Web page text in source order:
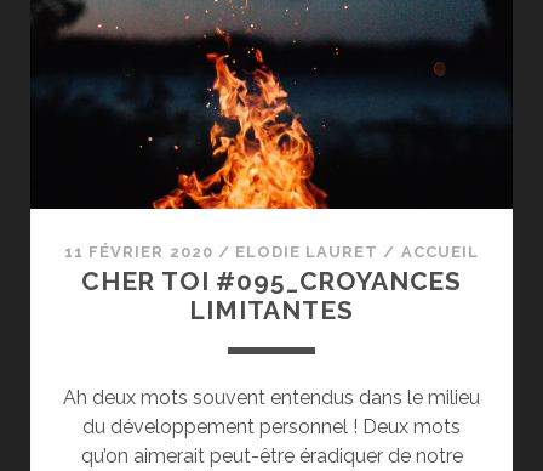
11 FÉVRIER 2020 / ELODIE LAURET / ACCUEIL
CHER TOI #095_CROYANCES
LIMITANTES
Ah deux mots souvent entendus dans le milieu
du développement personnel ! Deux mots
qu’on aimerait peut-être éradiquer de notre